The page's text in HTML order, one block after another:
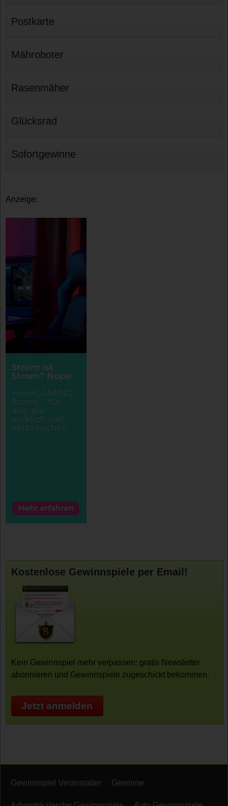
Postkarte
Mähroboter
Rasenmäher
Glücksrad
Sofortgewinne
Anzeige:
Kostenlose Gewinnspiele per Email!
Kein Gewinnspiel mehr verpassen: gratis Newsletter
abonnieren und Gewinnspiele zugeschickt bekommen.
Jetzt anmelden
Gewinnspiel Veranstalter Gewinne